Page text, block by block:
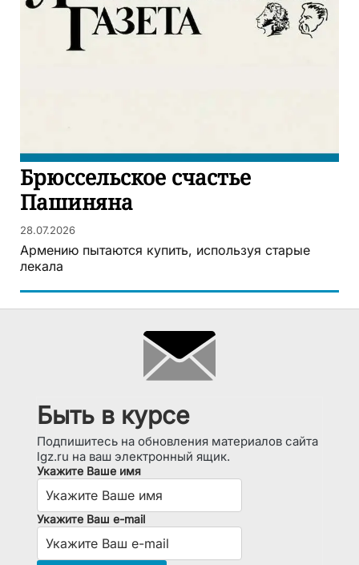
Брюссельское счастье
Пашиняна
28.07.2026
Армению пытаются купить, используя старые
лекала
Быть в курсе
Подпишитесь на обновления материалов сайта
lgz.ru на ваш электронный ящик.
Укажите Ваше имя
Укажите Ваш e-mail